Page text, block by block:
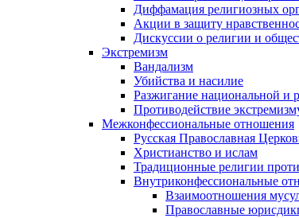
Диффамация религиозных
Акции в защиту
Дискуссии о религии и
Экстремизм
Вандализм
Убийства и насилие
Разжигание национальной и
Противодействие
Межконфессиональные отношения
Русская Православная
Христианство и ислам
Традиционные религии
Внутриконфессиональные
Взаимоотношения
Православные